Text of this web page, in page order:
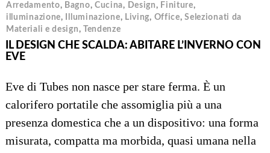
Arredamento, Bagno, Cucina, Design, Finiture,
illuminazione, Illuminazione, Living, Office,Selezionati da
Materiali e design, Tendenze
IL DESIGN CHE SCALDA: ABITARE L’INVERNO CON
EVE
Eve di Tubes non nasce per stare ferma. È un
calorifero portatile che assomiglia più a una
presenza domestica che a un dispositivo: una forma
misurata, compatta ma morbida, quasi umana nella